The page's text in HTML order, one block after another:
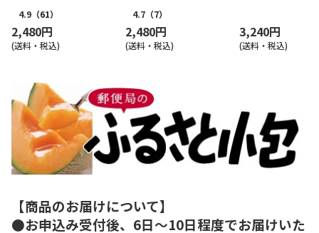
4.9 （61）
2,480円
(送料・税込)
4.7 （7）
2,480円
(送料・税込)
3,240円
(送料・税込)
【商品のお届けについて】
●お申込み受付後、6日～10日程度でお届けいた